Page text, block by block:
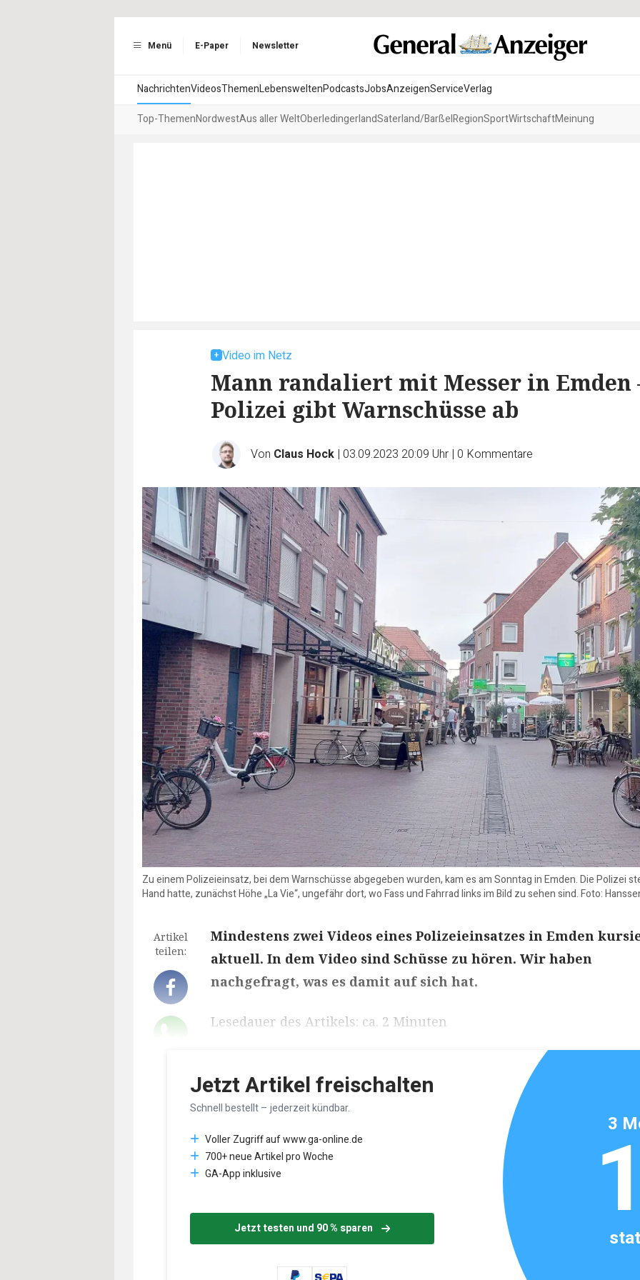
Menü E-Paper Newsletter
NachrichtenVideosThemenLebensweltenPodcastsJobsAnzeigenServiceVerlag
Top-ThemenNordwestAus aller WeltOberledingerlandSaterland/BarßelRegionSportWirtschaftMeinung
Video im Netz
Mann randaliert mit Messer in Emden
Polizei gibt Warnschüsse ab
Von Claus Hock | 03.09.2023 20:09 Uhr | 0 Kommentare
Zu einem Polizeieinsatz, bei dem Warnschüsse abgegeben wurden, kam es am Sonntag in Emden. Die Polizei
Hand hatte, zunächst Höhe „La Vie“, ungefähr dort, wo Fass und Fahrrad links im Bild zu sehen sind. Foto:
Artikel
teilen:
Mindestens zwei Videos eines Polizeieinsatzes in Emden
aktuell. In dem Video sind Schüsse zu hören. Wir haben
nachgefragt, was es damit auf sich hat.
Lesedauer des Artikels: ca. 2 Minuten
Jetzt Artikel freischalten
Schnell bestellt – jederzeit kündbar.
Voller Zugriff auf www.ga-online.de
700+ neue Artikel pro Woche
GA-App inklusive
Jetzt testen und 90 % sparen
3